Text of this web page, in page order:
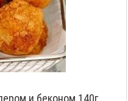
и беконом 140г